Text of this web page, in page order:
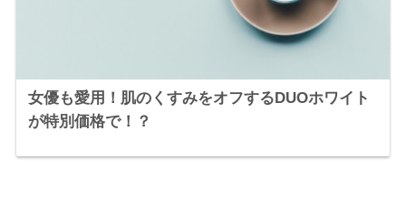
女優も愛用！肌のくすみをオフするDUOホワイト
が特別価格で！？